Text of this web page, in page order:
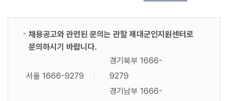
채용공고와 관련된 문의는 관할 제대군인지원센터로
문의하시기 바랍니다.
서울 1666-9279
경기북부 1666-
9279
경기남부 1666-